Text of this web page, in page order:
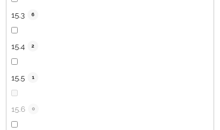
15.3 6
15.4 2
15.5 1
15.6 0